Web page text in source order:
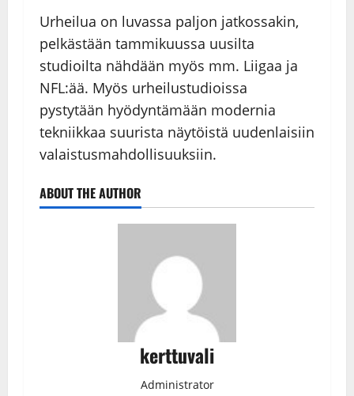
Urheilua on luvassa paljon jatkossakin,
pelkästään tammikuussa uusilta
studioilta nähdään myös mm. Liigaa ja
NFL:ää. Myös urheilustudioissa
pystytään hyödyntämään modernia
tekniikkaa suurista näytöistä uudenlaisiin
valaistusmahdollisuuksiin.
ABOUT THE AUTHOR
kerttuvali
Administrator